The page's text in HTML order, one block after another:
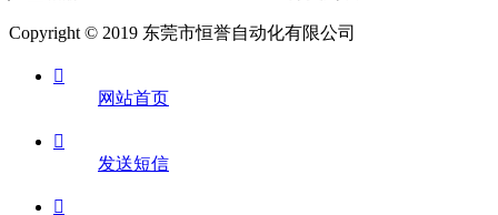
Copyright © 2019 东莞市恒誉自动化有限公司

网站首页

发送短信
